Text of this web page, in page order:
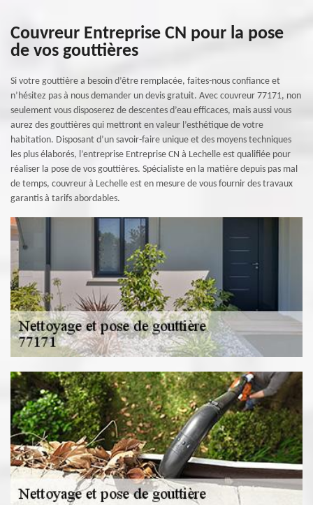
Couvreur Entreprise CN pour la pose
de vos gouttières
Si votre gouttière a besoin d’être remplacée, faites-nous confiance et
n’hésitez pas à nous demander un devis gratuit. Avec couvreur 77171, non
seulement vous disposerez de descentes d’eau efficaces, mais aussi vous
aurez des gouttières qui mettront en valeur l’esthétique de votre
habitation. Disposant d’un savoir-faire unique et des moyens techniques
les plus élaborés, l’entreprise Entreprise CN à Lechelle est qualifiée pour
réaliser la pose de vos gouttières. Spécialiste en la matière depuis pas mal
de temps, couvreur à Lechelle est en mesure de vous fournir des travaux
garantis à tarifs abordables.